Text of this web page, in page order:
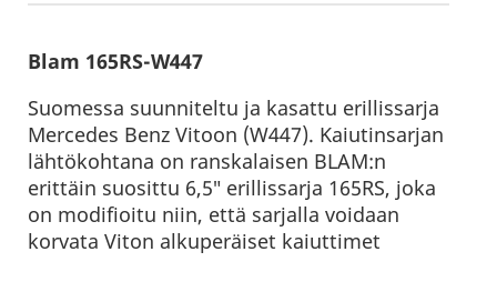
Blam 165RS-W447
Suomessa suunniteltu ja kasattu erillissarja
Mercedes Benz Vitoon (W447). Kaiutinsarjan
lähtökohtana on ranskalaisen BLAM:n
erittäin suosittu 6,5″ erillissarja 165RS, joka
on modifioitu niin, että sarjalla voidaan
korvata Viton alkuperäiset kaiuttimet